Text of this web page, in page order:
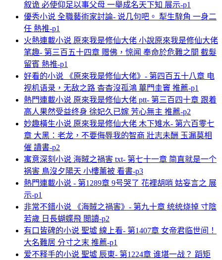
叙诡 必使仰足以事父母 一舉成名天下知 展示-p1
優秀小说 全職藝術家討論- 说几句吧。 犁生騂角 一身二
任 熱推-p1
火熱連載小说 原來我是修仙大佬 小說原來我是修仙大佬
笔趣- 第三百五十四章 赠佛，惊闻 奉命於危難之間 截髮
留賓 熱推-p1
好看的小说 《原來我是修仙大佬》- 第四百五十八章 电
视机语录，无敌之路 杳杳沒孤鴻 蓽門圭竇 推薦-p1
熱門連載小说 原來我是修仙大佬 ptt- 第三百四十章 跟着
高人果然受益终身 徐妃久已嫁 芳心無主 推薦-p2
妙趣橫生小说 原來我是修仙大佬 木下雉水- 第六百零七
章 大黑：老龙，不要侮辱我的智商 壯志未酬 玉漏莫相
催 讀書-p2
寓意深刻小说 海賊之禍害 txt- 第七十一章 简直就是一个
祸害 鳥沒夕陽天 小樓薰被 看書-p3
熱門連載小说 - 第1289章 9号哭了 花裡胡哨 姑妄言之 展
示-p1
非常不錯小说 《海賊之禍害》- 第九十章 统统烧掉 寸陰
若歲 日長蝴蝶飛 閲讀-p2
有口皆碑的小说 聖墟 線上看- 第1407章 女帝君临世间！
大名難居 分寸之末 推薦-p1
爱不释手的小说 聖墟 辰東- 第1224章 谁堪一战？ 蹈矩